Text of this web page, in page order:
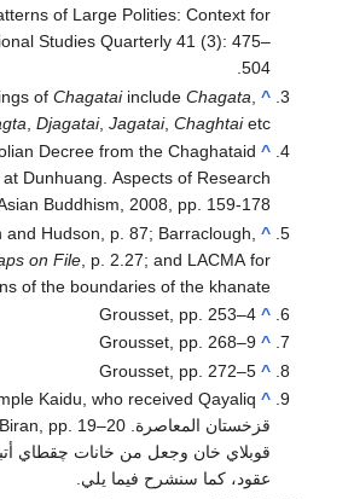
of Large Polities: Context for
Studies Quarterly 41 (3): 475–
504.
^
ofChagataiincludeChagata
,Djagatai,Jagatai,Chaghtaietc.
^
Decree from the Chaghataid
Dunhuang. Aspects of Research
Buddhism, 2008, pp. 159-178
^
Hudson, p. 87; Barraclough,
on File , p. 2.27; and LACMA for
of the boundaries of the khanate.
^
Grousset, pp. 253–4
^
Grousset, pp. 268–9
^
Grousset, pp. 272–5
^
قوبلاي خان وجعل من خانات چقطاي
عقود، كما سنشرح فيما يلي.